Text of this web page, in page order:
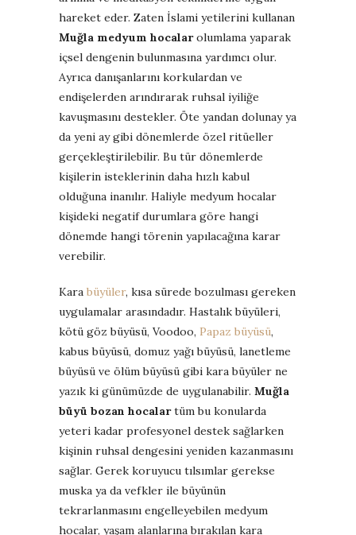
hareket eder. Zaten İslami yetilerini kullanan
Muğla medyum hocalarolumlama yaparak
içsel dengenin bulunmasına yardımcı olur.
Ayrıca danışanlarını korkulardan ve
endişelerden arındırarak ruhsal iyiliğe
kavuşmasını destekler. Öte yandan dolunay ya
da yeni ay gibi dönemlerde özel ritüeller
gerçekleştirilebilir. Bu tür dönemlerde
kişilerin isteklerinin daha hızlı kabul
olduğuna inanılır. Haliyle medyum hocalar
kişideki negatif durumlara göre hangi
dönemde hangi törenin yapılacağına karar
verebilir.
Kara büyüler, kısa sürede bozulması gereken
uygulamalar arasındadır. Hastalık büyüleri,
kötü göz büyüsü, Voodoo, Papaz büyüsü,
kabus büyüsü, domuz yağı büyüsü, lanetleme
büyüsü ve ölüm büyüsü gibi kara büyüler ne
yazık ki günümüzde de uygulanabilir. Muğla
büyü bozan hocalartüm bu konularda
yeteri kadar profesyonel destek sağlarken
kişinin ruhsal dengesini yeniden kazanmasını
sağlar. Gerek koruyucu tılsımlar gerekse
muska ya da vefkler ile büyünün
tekrarlanmasını engelleyebilen medyum
hocalar, yaşam alanlarına bırakılan kara